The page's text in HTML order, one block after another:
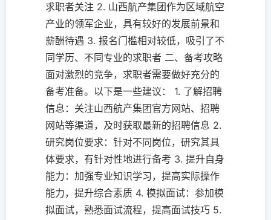
求职者关注 2. 山西航产集团作为区域航空
产业的领军企业，具有较好的发展前景和
薪酬待遇 3. 报名门槛相对较低，吸引了不
同学历、不同专业的求职者 二、备考攻略
面对激烈的竞争，求职者需要做好充分的
备考准备。以下是一些建议： 1. 了解招聘
信息：关注山西航产集团官方网站、招聘
网站等渠道，及时获取最新的招聘信息 2.
研究岗位要求：针对不同岗位，研究其具
体要求，有针对性地进行备考 3. 提升自身
能力：加强专业知识学习，提高实际操作
能力，提升综合素质 4. 模拟面试：参加模
拟面试，熟悉面试流程，提高面试技巧 5.